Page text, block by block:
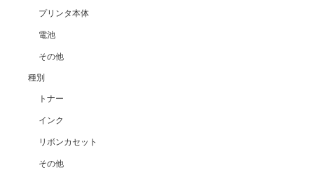
プリンタ本体
電池
その他
種別
トナー
インク
リボンカセット
その他